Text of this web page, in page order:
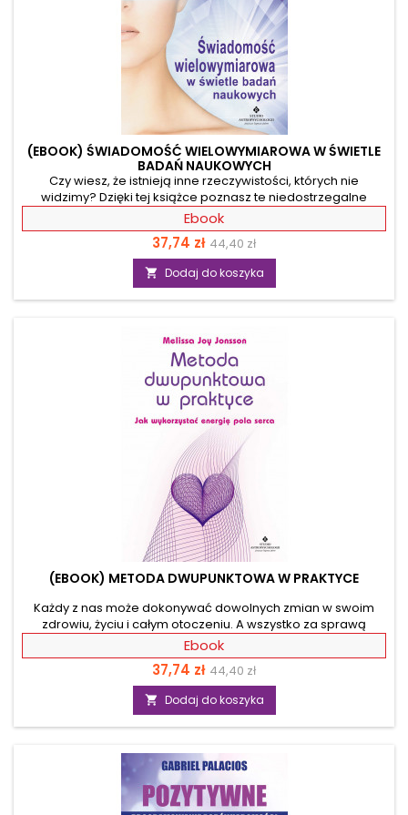
(EBOOK) ŚWIADOMOŚĆ WIELOWYMIAROWA W ŚWIETLE
BADAŃ NAUKOWYCH
Czy wiesz, że istnieją inne rzeczywistości, których nie
widzimy? Dzięki tej książce poznasz te niedostrzegalne
elementy, których istnienie udowodniono naukowo. Autorka
zaprasza do przekraczania granic, przełamywania bariery
czasu, przestrzeni i materii. Omawia anomalne zjawiska jak
teleportacja, podróże w czasie – w przeszłość jak i w
przyszłość. Przybliża również bardzo tajemnicze przeżycia
jakimi są doświadczenia poza ciałem. Podkreśla rolę
Ebook
Cena
37,74 zł Cena
podstawowa
44,40 zł
 Dodaj do koszyka
(EBOOK) METODA DWUPUNKTOWA W PRAKTYCE
Każdy z nas może dokonywać dowolnych zmian w swoim
zdrowiu, życiu i całym otoczeniu. A wszystko za sprawą
metody, którą praktykują już setki tysięcy ludzi na całym
świecie. Z książki dowiesz się, jak poradzić sobie z różnymi
życiowymi sytuacjami i wyzwaniami oraz doświadczyć pełnej
radości i osobistego spełnienia. Kluczem do tego jest pole
serca, które jest portalem do wewnętrznej mocy oraz
osobistej i globalnej przemiany. Nauczysz się szybko w nie
Ebook
Cena
37,74 zł Cena
podstawowa
44,40 zł
 Dodaj do koszyka